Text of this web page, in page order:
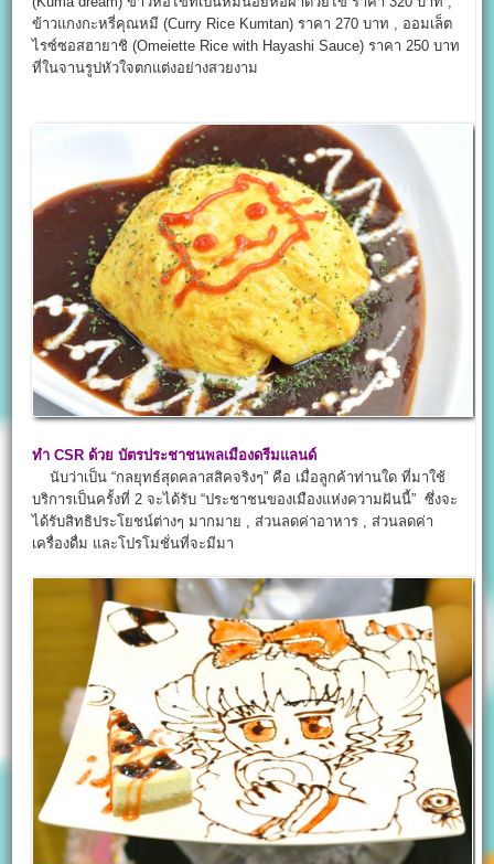
ข้าวแกงกะหรี่คุณหมี (Curry Rice Kumtan) ราคา 270 บาท , ออมเล็ต
ไรซ์ซอสฮายาชิ (Omeiette Rice with Hayashi Sauce) ราคา 250 บาท
ที่ในจานรูปหัวใจตกแต่งอย่างสวยงาม
ทำ CSR ด้วย บัตรประชาชนพลเมืองดรีมแลนด์
นับว่าเป็น “กลยุทธ์สุดคลาสสิคจริงๆ” คือ เมื่อลูกค้าท่านใด ที่มาใช้
บริการเป็นครั้งที่ 2 จะได้รับ “ประชาชนของเมืองแห่งความฝันนี้” ซึ่งจะ
ได้รับสิทธิประโยชน์ต่างๆ มากมาย , ส่วนลดค่าอาหาร , ส่วนลดค่า
เครื่องดื่ม และโปรโมชั่นที่จะมีมา